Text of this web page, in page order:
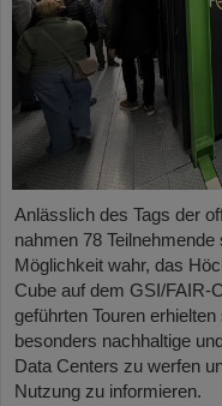
Anlässlich des Tags der
nahmen 78
Möglichkeit wahr, das
Cube auf dem GSI/FAIR-
geführten Touren
besonders nachhaltige
Data Centers zu werfen
Nutzung zu informieren.